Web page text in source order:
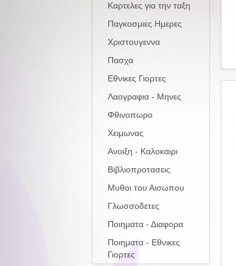
Καρτελες για την ταξη
Παγκοσμιες Ημερες
Χριστουγεννα
Πασχα
Εθνικες Γιορτες
Λαογραφια - Μηνες
Φθινοπωρο
Χειμωνας
Ανοιξη - Καλοκαιρι
Βιβλιοπροτασεις
Μυθοι του Αισωπου
Γλωσσοδετες
Ποιηματα - Διαφορα
Ποιηματα - Εθνικες
Γιορτες